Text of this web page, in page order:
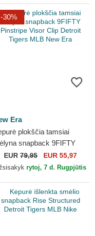
-30%
Era
plokščia tamsiai
snapback 9FIFTY
Visor Clip Detroit
MLB New Era
EUR 79,95 EUR 55,97
rytoj, 7 d. Rugpjūtis